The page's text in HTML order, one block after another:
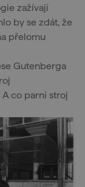
zažívají
by se zdát, že
přelomu
Gutenberga
A co parní stroj